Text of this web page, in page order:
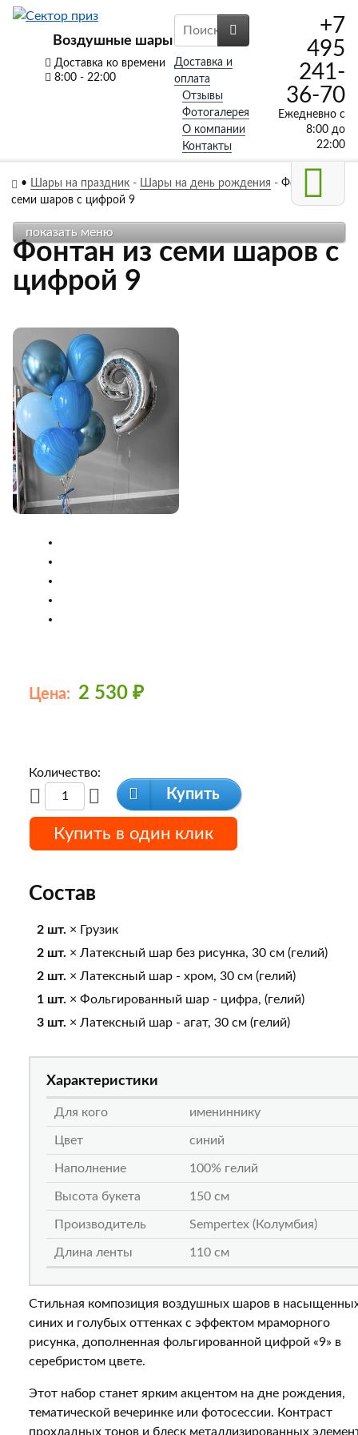
Воздушные шары
Доставка ко времени
8:00 - 22:00
Доставка и
оплата
Отзывы
Фотогалерея
О компании
Контакты
+7
495
241-
36-70
Ежедневно с
8:00 до
22:00
• Шары на праздник- Шары на день рождения - Фонтан из
семи шаров с цифрой 9
Фонтан из семи шаров с
цифрой 9
Цена: 2 530 ₽
Количество:
Купить
Купить в один клик
Состав
2 шт. × Грузик
2 шт. × Латексный шар без рисунка, 30 см (гелий)
2 шт. × Латексный шар - хром, 30 см (гелий)
1 шт. × Фольгированный шар - цифра, (гелий)
3 шт. × Латексный шар - агат, 30 см (гелий)
Характеристики
Для кого имениннику
Цвет синий
Наполнение 100% гелий
Высота букета 150 см
Производитель Sempertex (Колумбия)
Длина ленты 110 см
Стильная композиция воздушных шаров в
синих и голубых оттенках с эффектом мраморного
рисунка, дополненная фольгированной цифрой «9» в
серебристом цвете.
Этот набор станет ярким акцентом на дне рождения,
тематической вечеринке или фотосессии. Контраст
прохладных тонов и блеск металлизированных
показать меню